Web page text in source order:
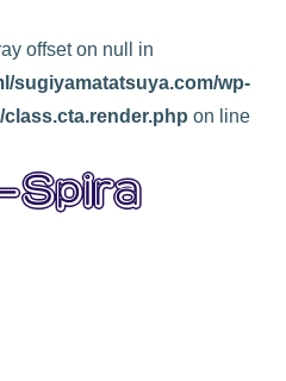
offset on null in
sugiyamatatsuya.com/wp-
on line